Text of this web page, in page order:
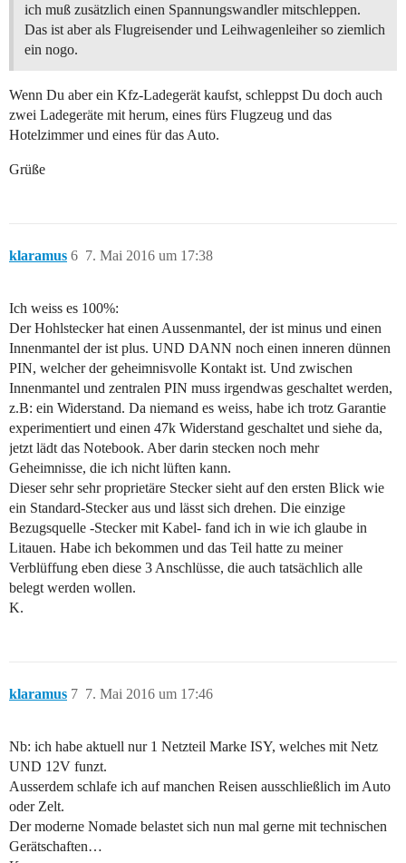
ich muß zusätzlich einen Spannungswandler mitschleppen.
Das ist aber als Flugreisender und Leihwagenleiher so ziemlich
ein nogo.
Wenn Du aber ein Kfz-Ladegerät kaufst, schleppst Du doch auch
zwei Ladegeräte mit herum, eines fürs Flugzeug und das
Hotelzimmer und eines für das Auto.
Grüße
klaramus 7. Mai 2016 um 17:38
6
Ich weiss es 100%:
Der Hohlstecker hat einen Aussenmantel, der ist minus und einen
Innenmantel der ist plus. UND DANN noch einen inneren dünnen
PIN, welcher der geheimnisvolle Kontakt ist. Und zwischen
Innenmantel und zentralen PIN muss irgendwas geschaltet werden,
z.B: ein Widerstand. Da niemand es weiss, habe ich trotz Garantie
experimentiert und einen 47k Widerstand geschaltet und siehe da,
jetzt lädt das Notebook. Aber darin stecken noch mehr
Geheimnisse, die ich nicht lüften kann.
Dieser sehr sehr proprietäre Stecker sieht auf den ersten Blick wie
ein Standard-Stecker aus und lässt sich drehen. Die einzige
Bezugsquelle -Stecker mit Kabel- fand ich in wie ich glaube in
Litauen. Habe ich bekommen und das Teil hatte zu meiner
Verblüffung eben diese 3 Anschlüsse, die auch tatsächlich alle
belegt werden wollen.
K.
klaramus 7. Mai 2016 um 17:46
7
Nb: ich habe aktuell nur 1 Netzteil Marke ISY, welches mit Netz
UND 12V funzt.
Ausserdem schlafe ich auf manchen Reisen ausschließlich im Auto
oder Zelt.
Der moderne Nomade belastet sich nun mal gerne mit technischen
Gerätschaften…